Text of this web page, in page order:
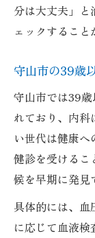
分は大丈夫」
ェックすること
守山市の39歳
守山市では39
れており、内
い世代は健康
健診を受けるこ
候を早期に発見
具体的には、血
に応じて血液検